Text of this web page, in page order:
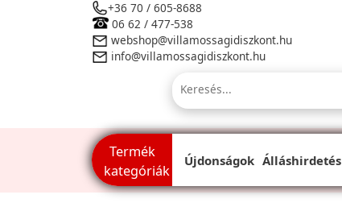
+36 70 / 605-8688
06 62 / 477-538
webshop@villamossagidiszkont.hu
info@villamossagidiszkont.hu
Termék
kategóriák
Újdonságok Álláshirdetés